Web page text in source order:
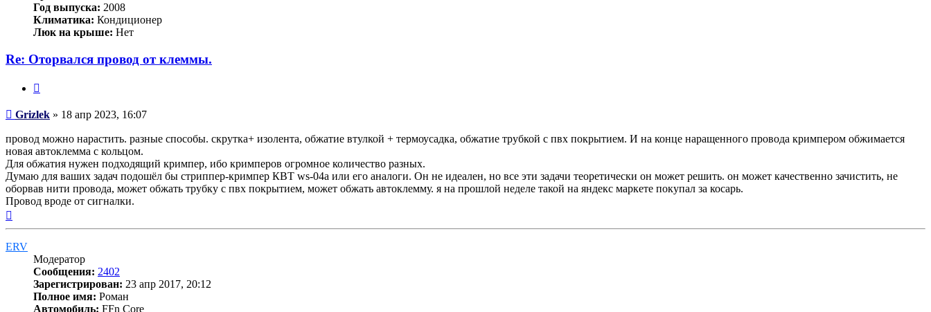
Год выпуска: 2008
Климатика: Кондиционер
Люк на крыше: Нет
Re: Оторвался провод от клеммы.
Сообщение
Grizlek » 18 апр 2023, 16:07
провод можно нарастить. разные способы. скрутка+ изолента, обжатие втулкой + термоусадка, обжатие трубкой с пвх покрытием. И на конце наращенного провода кримпером обжимается
новая автоклемма с кольцом.
Для обжатия нужен подходящий кримпер, ибо кримперов огромное количество разных.
Думаю для ваших задач подошёл бы стриппер-кримпер КВТ ws-04a или его аналоги. Он не идеален, но все эти задачи теоретически он может решить. он может качественно зачистить, не
оборвав нити провода, может обжать трубку с пвх покрытием, может обжать автоклемму. я на прошлой неделе такой на яндекс маркете покупал за косарь.
Провод вроде от сигналки.
ERV
Модератор
Сообщения: 2402
Зарегистрирован: 23 апр 2017, 20:12
Полное имя: Роман
Автомобиль: FFn Core